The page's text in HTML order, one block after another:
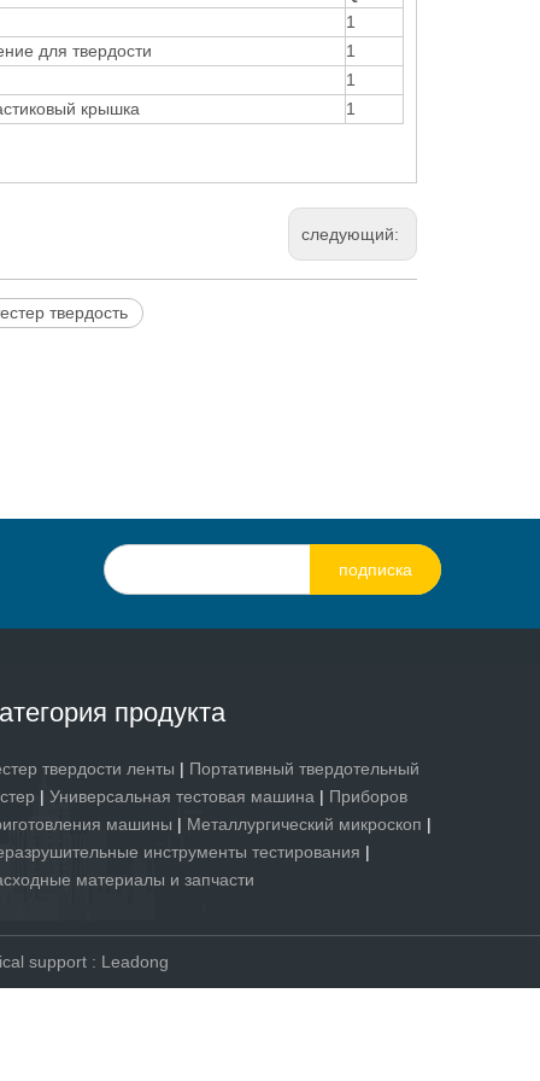
1
для твердости
1
1
крышка 1
следующий:
твердость
подписка
продукта
твердости ленты | Портативный твердотельный
| Универсальная тестовая машина | Приборов
машины | Металлургический микроскоп |
инструменты тестирования |
материалы и запчасти
support : Leadong